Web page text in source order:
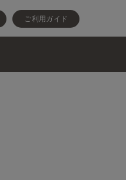
ご利用ガイド